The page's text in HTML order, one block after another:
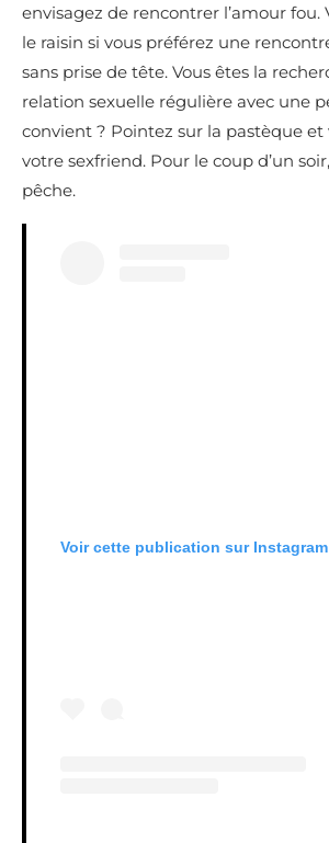
envisagez de rencontrer l’amour fou.
le raisin si vous préférez une
sans prise de tête. Vous êtes la
relation sexuelle régulière avec une
convient ? Pointez sur la pastèque et
votre sexfriend. Pour le coup d’un
pêche.
Voir cette publication sur Instagram